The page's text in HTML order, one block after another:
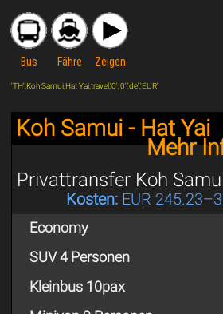
Bus Fähre Zeigen
'TH',Koh Samui,Hat Yai,travel,'0','0','de','EUR'
Koh Samui - Hat Yai
Mehr
Privattransfer Koh
Kosten:EUR
Economy
SUV 4 Personen
Kleinbus 10pax